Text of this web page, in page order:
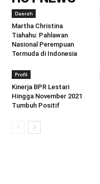
Daerah
Martha Christina
Tiahahu: Pahlawan
Nasional Perempuan
Termuda di Indonesia
Profil
Kinerja BPR Lestari
Hingga November 2021
Tumbuh Positif